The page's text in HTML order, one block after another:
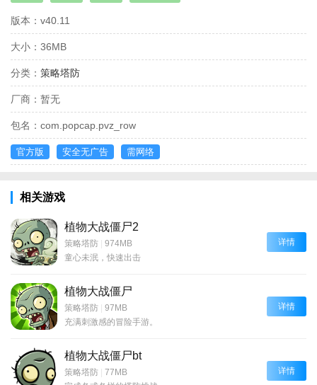
版本： v40.11
大小： 36MB
分类： 策略塔防
厂商： 暂无
包名： com.popcap.pvz_row
官方版 安全无广告 需网络
相关游戏
植物大战僵尸2
策略塔防 | 974MB
童心未泯，快速出击
详情
植物大战僵尸
策略塔防 | 97MB
充满刺激感的冒险手游。
详情
植物大战僵尸bt
策略塔防 | 77MB
详情